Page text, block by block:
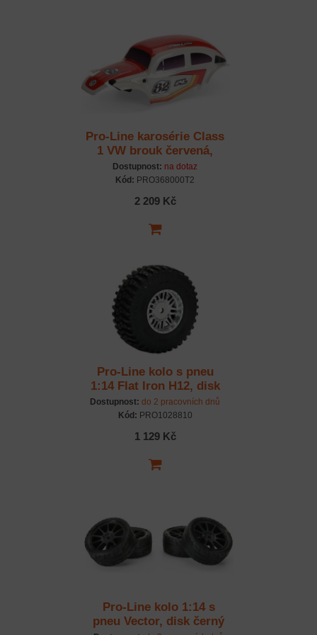
Pro-Line karosérie Class
1 VW brouk červená,
kola Chrome Diablo
12mm s pneu Flat Iron:
Arrma Typhon Grom
Dostupnost: na dotaz
Kód: PRO368000T2
2 209 Kč
Pro-Line kolo s pneu
1:14 Flat Iron H12, disk
chrom Diablo (4):
Typhon Grom
Dostupnost: do 2 pracovních dnů
Kód: PRO1028810
1 129 Kč
Pro-Line kolo 1:14 s
pneu Vector, disk černý